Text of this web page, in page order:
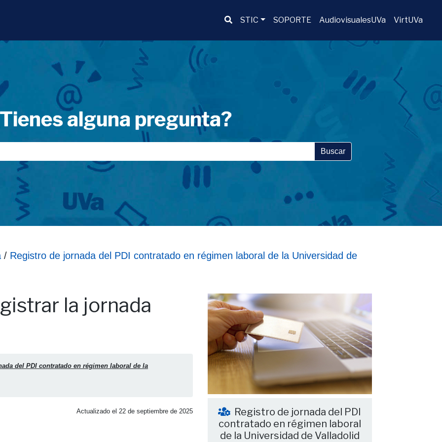
Buscador
STIC SOPORTE AudiovisualesUVa VirtUVa
alguna pregunta?
Buscar
/ Registro de jornada del PDI contratado en régimen laboral de la Universidad de
la jornada
del PDI contratado en régimen laboral de la
Actualizado el 22 de septiembre de 2025
Registro de jornada del PDI
contratado en régimen laboral
de la Universidad de Valladolid